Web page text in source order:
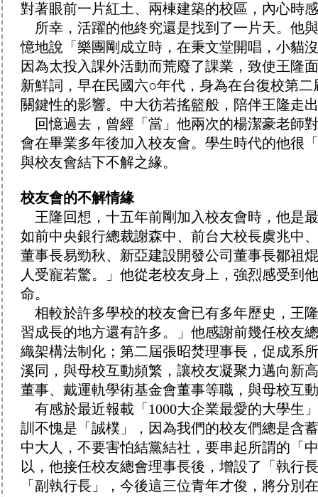
對著眼前一片紅土、兩棟建築的校區，內心時
所幸，活躍的他終究還是找到了一片天。他
憶地說「樂團剛成立時，在秉文堂開唱，小貓
因為太投入課外活動而荒廢了課業，致使王隆
新鮮詞，早在民國六○年代，身為在台復校第
關鍵性的影響。中大彷若搖籃般，陪伴王隆走
回憶過去，曾經「當」他兩次的楊潔豪老師
會在畢業多年後加入校友會。學生時代的他很
與校友會結下不解之緣。
校友會的不解情緣
王隆回想，十五年前剛加入校友會時，他是
如前中央銀行總裁謝森中、前台大校長虞兆中
董事長易勁秋、新亞建設開發公司董事長鄒祖
人受寵若驚。」他從老校友身上，強烈感受到
命。
相較於許多學校的校友會已有多年歷史，王
習成長的地方還有許多。」他感謝前幾任校友
織架構法制化；第二屆張昭焚理事長，促成系
溪同，與母校互動頻繁，讓校友凝聚力邁向新
董事、戴運軌學術基金會董事等職，與母校互
有感於最近報載「1000大企業最愛的大學生
訓不愧是「誠樸」，因為我們的校友們總是含
中大人，不要害怕結黨結社，要串起所謂的「
以，他接任校友總會理事長後，增設了「執行
「副執行長」，今後這三位青年才俊，將分別